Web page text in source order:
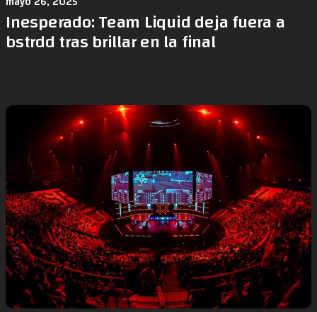
Inesperado: Team Liquid deja fuera a
bstrdd tras brillar en la final